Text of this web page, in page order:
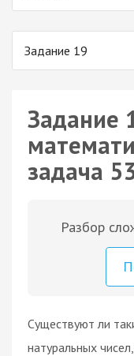
Задание 19
Задание
задача
Разбор
Существуют ли
натуральных